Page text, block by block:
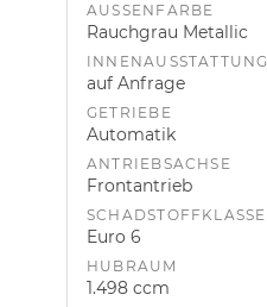
AUSSENFARBE
Rauchgrau Metallic
INNENAUSSTATTUNG
auf Anfrage
GETRIEBE
Automatik
ANTRIEBSACHSE
Frontantrieb
SCHADSTOFFKLASSE
Euro 6
HUBRAUM
1.498 ccm